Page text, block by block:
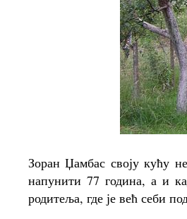
Зоран Џамбас своју кућу
напунити 77 година, а и
родитеља, где је већ себи